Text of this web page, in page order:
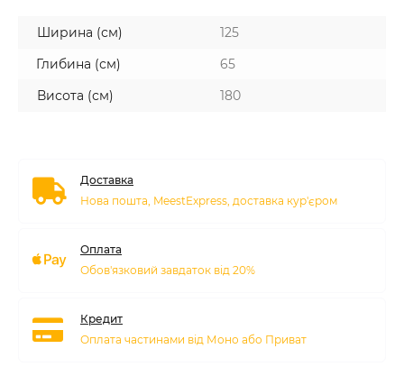
Ширина (см)
125
Глибина (см)
65
Висота (см)
180
Доставка
Нова пошта, MeestExpress, доставка кур'єром
Оплата
Обов'язковий завдаток від 20%
Кредит
Оплата частинами від Моно або Приват